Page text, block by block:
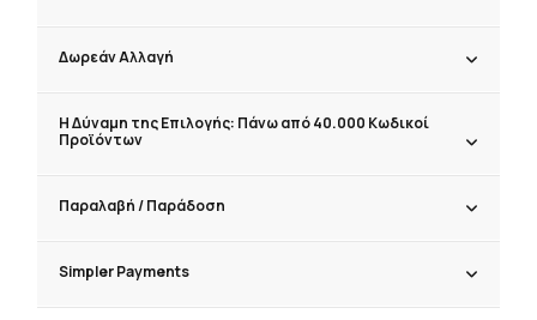
Δωρεάν Αλλαγή
Η Δύναμη της Επιλογής: Πάνω από 40.000 Κωδικοί
Προϊόντων
Παραλαβή / Παράδoση
Simpler Payments